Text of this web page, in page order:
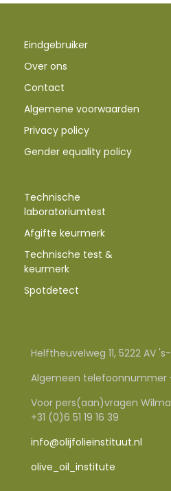
Eindgebruiker
Over ons
Contact
Algemene voorwaarden
Privacy policy
Gender equality policy
Technische
laboratoriumtest
Afgifte keurmerk
Technische test &
keurmerk
Spotdetect
Helftheuvelweg 11, 5222 AV
Algemeen telefoonnummer
Voor pers(aan)vragen
+31 (0)6 51 19 16 39
info@olijfolieinstituut.nl
olive_oil_institute